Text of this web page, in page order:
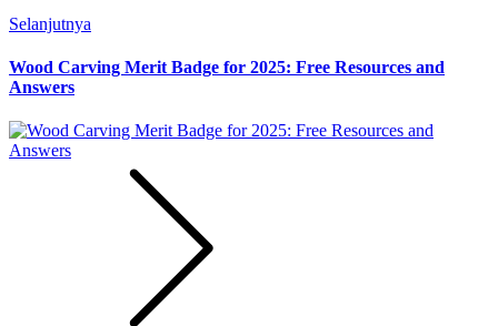
Selanjutnya
Wood Carving Merit Badge for 2025: Free Resources and
Answers